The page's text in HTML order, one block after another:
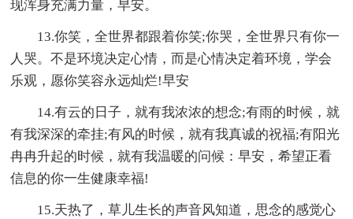
现浑身充满力量，早安。
13.你笑，全世界都跟着你笑;你哭，全世界只有你一
人哭。不是环境决定心情，而是心情决定着环境，学会
乐观，愿你笑容永远灿烂!早安
14.有云的日子，就有我浓浓的想念;有雨的时候，就
有我深深的牵挂;有风的时候，就有我真诚的祝福;有阳光
冉冉升起的时候，就有我温暖的问候：早安，希望正看
信息的你一生健康幸福!
15.天热了，草儿生长的声音风知道，思念的感觉心